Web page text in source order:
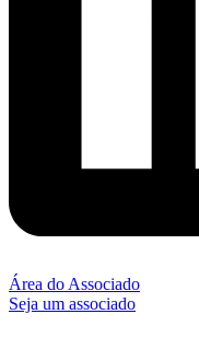
Área do Associado
Seja um associado